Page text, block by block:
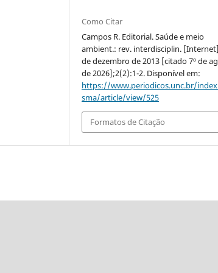
Como Citar
Campos R. Editorial. Saúde e meio
ambient.: rev. interdisciplin.
de dezembro de 2013 [citado 7º de
de 2026];2(2):1-2. Disponível em:
https://www.periodicos.unc.br/
sma/article/view/525
Formatos de Citação